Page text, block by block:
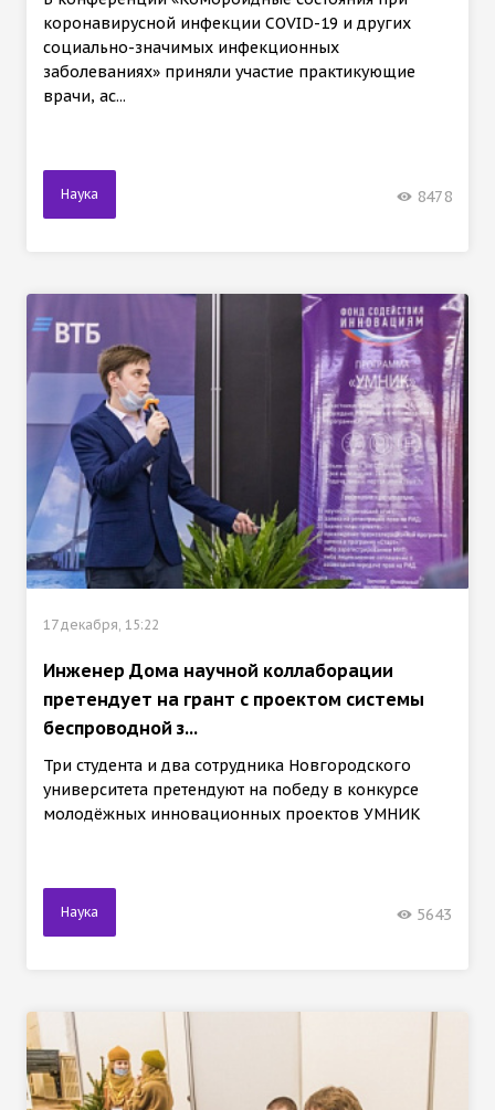
коронавирусной инфекции COVID-19 и других
социально-значимых инфекционных
заболеваниях» приняли участие практикующие
врачи, ас...
Наука 8478
17 декабря, 15:22
Инженер Дома научной коллаборации
претендует на грант с проектом системы
беспроводной з...
Три студента и два сотрудника Новгородского
университета претендуют на победу в конкурсе
молодёжных инновационных проектов УМНИК
Наука 5643